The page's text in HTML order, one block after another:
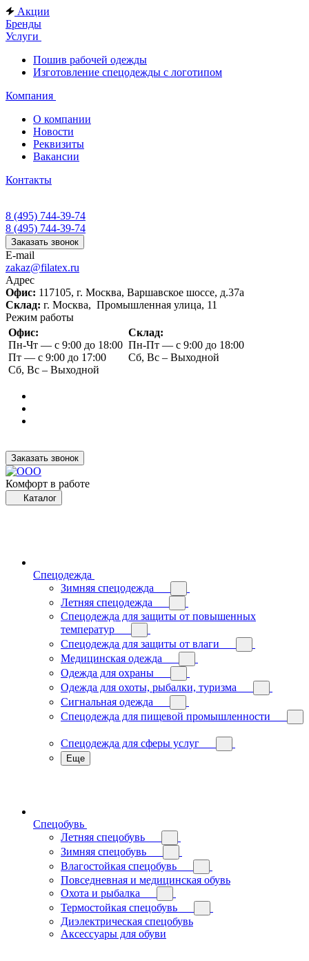
Акции
Бренды
Услуги
Пошив рабочей одежды
Изготовление спецодежды с логотипом
Компания
О компании
Новости
Реквизиты
Вакансии
Контакты
8 (495) 744-39-74
8 (495) 744-39-74
Заказать звонок
E-mail
zakaz@filatex.ru
Адрес
Офис: 117105, г. Москва, Варшавское шоссе, д.37а
Склад: г. Москва, Промышленная улица, 11
Режим работы
Офис:
Пн-Чт — с 9:00 до 18:00
Пт — с 9:00 до 17:00
Сб, Вс – Выходной
Склад:
Пн-Пт — с 9:00 до 18:00
Сб, Вс – Выходной
Заказать звонок
Комфорт в работе
Каталог
Спецодежда
Зимняя спецодежда
Летняя спецодежда
Спецодежда для защиты от повышенных
температур
Спецодежда для защиты от влаги
Медицинская одежда
Одежда для охраны
Одежда для охоты, рыбалки, туризма
Сигнальная одежда
Спецодежда для пищевой промышленности
Спецодежда для сферы услуг
Еще
Спецобувь
Летняя спецобувь
Зимняя спецобувь
Влагостойкая спецобувь
Повседневная и медицинская обувь
Охота и рыбалка
Термостойкая спецобувь
Диэлектрическая спецобувь
Аксессуары для обуви